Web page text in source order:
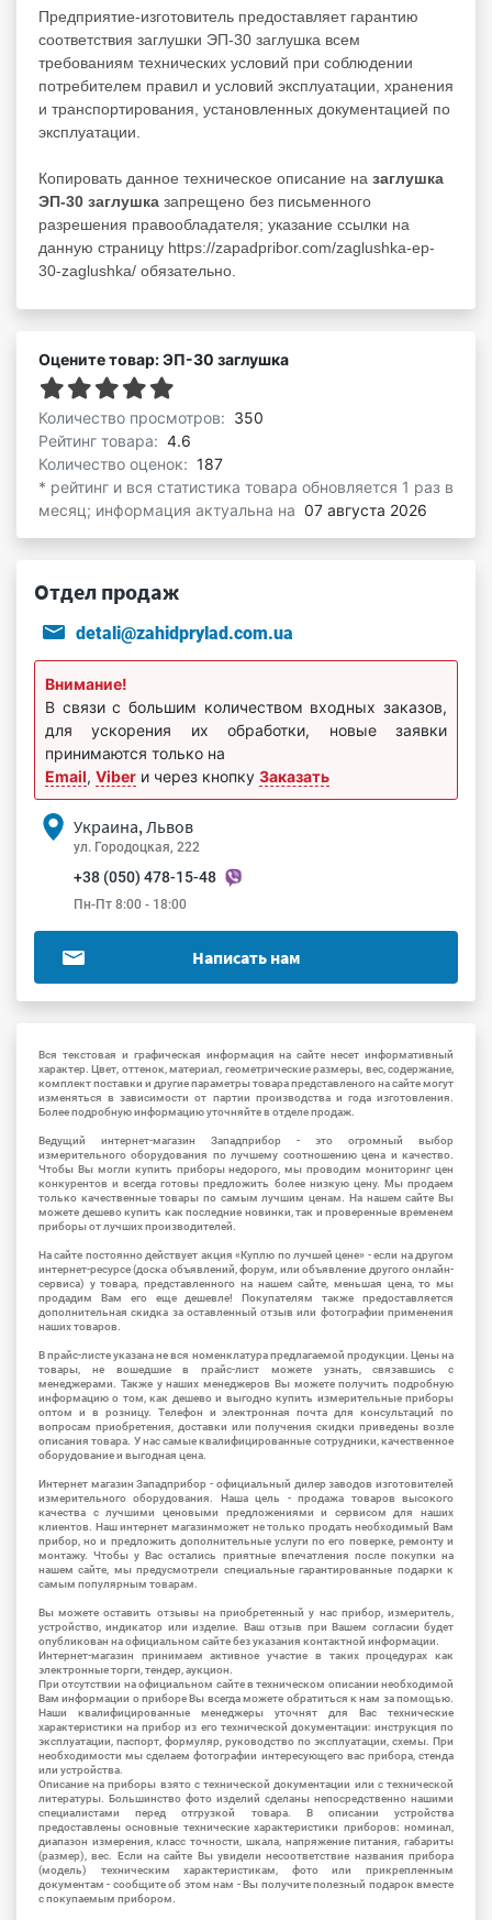
Предприятие-изготовитель предоставляет гарантию
соответствия заглушки ЭП-30 заглушка всем
требованиям технических условий при соблюдении
потребителем правил и условий эксплуатации, хранения
и транспортирования, установленных документацией по
эксплуатации.
Копировать данное техническое описание на заглушка
ЭП-30 заглушка запрещено без письменного
разрешения правообладателя; указание ссылки на
данную страницу https://zapadpribor.com/zaglushka-ep-
30-zaglushka/ обязательно.
Оцените товар: ЭП-30 заглушка
Количество просмотров: 350
Рейтинг товара: 4.6
Количество оценок: 187
* рейтинг и вся статистика товара обновляется 1 раз в
месяц; информация актуальна на 07 августа 2026
Отдел продаж
detali@zahidprylad.com.ua
Внимание!
В связи с большим количеством входных заказов,
для ускорения их обработки, новые заявки
принимаются только на
Email, Viber и через кнопку Заказать
Украина, Львов
ул. Городоцкая, 222
+38 (050) 478-15-48
Пн-Пт 8:00 - 18:00
Написать нам
Вся текстовая и графическая информация на сайте несет информативный
характер. Цвет, оттенок, материал, геометрические размеры, вес, содержание,
комплект поставки и другие параметры товара представленого на сайте могут
изменяться в зависимости от партии производства и года изготовления.
Более подробную информацию уточняйте в отделе продаж.
Ведущий интернет-магазин Западприбор - это огромный выбор
измерительного оборудования по лучшему соотношению цена и качество.
Чтобы Вы могли купить приборы недорого, мы проводим мониторинг цен
конкурентов и всегда готовы предложить более низкую цену. Мы продаем
только качественные товары по самым лучшим ценам. На нашем сайте Вы
можете дешево купить как последние новинки, так и проверенные временем
приборы от лучших производителей.
На сайте постоянно действует акция «Куплю по лучшей цене» - если на другом
интернет-ресурсе (доска объявлений, форум, или объявление другого онлайн-
сервиса) у товара, представленного на нашем сайте, меньшая цена, то мы
продадим Вам его еще дешевле! Покупателям также предоставляется
дополнительная скидка за оставленный отзыв или фотографии применения
наших товаров.
В прайс-листе указана не вся номенклатура предлагаемой продукции. Цены на
товары, не вошедшие в прайс-лист можете узнать, связавшись с
менеджерами. Также у наших менеджеров Вы можете получить подробную
информацию о том, как дешево и выгодно купить измерительные приборы
оптом и в розницу. Телефон и электронная почта для консультаций по
вопросам приобретения, доставки или получения скидки приведены возле
описания товара. У нас самые квалифицированные сотрудники, качественное
оборудование и выгодная цена.
Интернет магазин Западприбор - официальный дилер заводов изготовителей
измерительного оборудования. Наша цель - продажа товаров высокого
качества с лучшими ценовыми предложениями и сервисом для наших
клиентов. Наш интернет магазинможет не только продать необходимый Вам
прибор, но и предложить дополнительные услуги по его поверке, ремонту и
монтажу. Чтобы у Вас остались приятные впечатления после покупки на
нашем сайте, мы предусмотрели специальные гарантированные подарки к
самым популярным товарам.
Вы можете оставить отзывы на приобретенный у нас прибор, измеритель,
устройство, индикатор или изделие. Ваш отзыв при Вашем согласии будет
опубликован на официальном сайте без указания контактной информации.
Интернет-магазин принимаем активное участие в таких процедурах как
электронные торги, тендер, аукцион.
При отсутствии на официальном сайте в техническом описании необходимой
Вам информации о приборе Вы всегда можете обратиться к нам за помощью.
Наши квалифицированные менеджеры уточнят для Вас технические
характеристики на прибор из его технической документации: инструкция по
эксплуатации, паспорт, формуляр, руководство по эксплуатации, схемы. При
необходимости мы сделаем фотографии интересующего вас прибора, стенда
или устройства.
Описание на приборы взято с технической документации или с технической
литературы. Большинство фото изделий сделаны непосредственно нашими
специалистами перед отгрузкой товара. В описании устройства
предоставлены основные технические характеристики приборов: номинал,
диапазон измерения, класс точности, шкала, напряжение питания, габариты
(размер), вес. Если на сайте Вы увидели несоответствие названия прибора
(модель) техническим характеристикам, фото или прикрепленным
документам - сообщите об этом нам - Вы получите полезный подарок вместе
с покупаемым прибором.